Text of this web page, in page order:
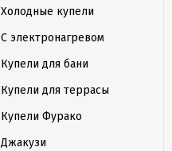
Холодные купели
С электронагревом
Купели для бани
Купели для террасы
Купели Фурако
Джакузи